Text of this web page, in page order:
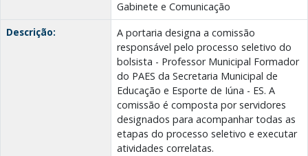
Gabinete e Comunicação
Descrição:
A portaria designa a comissão
responsável pelo processo seletivo do
bolsista - Professor Municipal Formador
do PAES da Secretaria Municipal de
Educação e Esporte de Iúna - ES. A
comissão é composta por servidores
designados para acompanhar todas as
etapas do processo seletivo e executar
atividades correlatas.